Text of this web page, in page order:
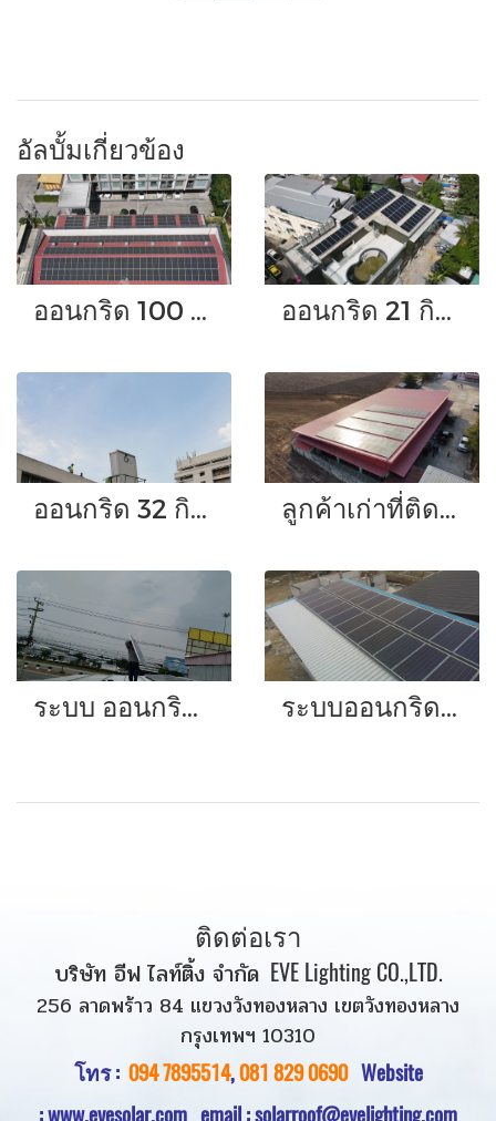
อัลบั้มเกี่ยวข้อง
ออนกริด 100 กิโลวัตต์ ออนกริด 21 กิโลวัตต์
ออนกริด 32 กิโลวัตต์ ลูกค้าเก่าที่ติดตั้งระบบ On Grid สนใจที่จะติดระบบ Hybrid เพิ่มอีกชุด ขนาด 12 กิโลวัตต์ พร้อมแบตเตอรี่ลิเทียมไอออน อีก 2 ชุด ชุดละ 5 กิโลวัตต์
ระบบ ออนกริด 10 กิโลวัตต์ ระบบออนกริด 10 KW
ติดต่อเรา
บริษัท อีฟ ไลท์ติ้ง จำกัด EVE Lighting CO.,LTD.
256 ลาดพร้าว 84 แขวงวังทองหลาง เขตวังทองหลาง
กรุงเทพฯ 10310
โทร : 094 7895514,081 829 0690Website
:www.evesolar.com email : solarroof@evelighting.com